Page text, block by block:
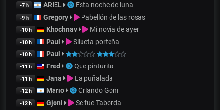
-7 h ARIEL Esta noche de luna
-9 h Gregory Pabellón de las rosas
-10 h Khochnav Mi novia de ayer
-10 h Paul Silueta porteña
-10 h Paul
-11 h Fred Que pinturita
-11 h Jana La puñalada
-12 h Mario Orlando Goñi
-12 h Gjoni Se fue Taborda